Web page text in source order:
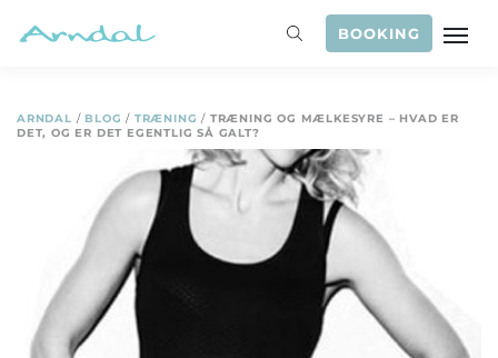
BOOKING
ARNDAL / BLOG / TRÆNING / TRÆNING OG MÆLKESYRE – HVAD ER
DET, OG ER DET EGENTLIG SÅ GALT?